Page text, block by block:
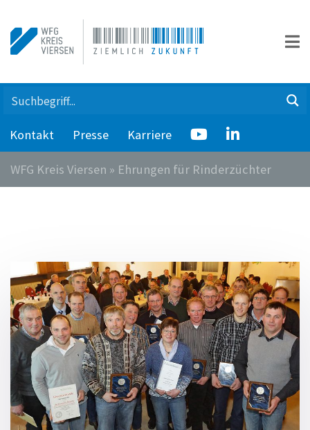
Kontakt Presse Karriere
WFG Kreis Viersen » Ehrungen für Rinderzüchter